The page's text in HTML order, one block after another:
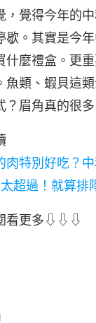
，覺得今年的
歇。其實是今
什麼禮盒。更
魚類、蝦貝這
？眉角真的很
特別好吃？
超過！就算排
看更多⇩⇩⇩